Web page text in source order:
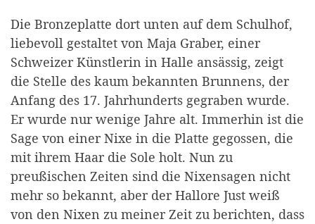
Die Bronzeplatte dort unten auf dem Schulhof,
liebevoll gestaltet von Maja Graber, einer
Schweizer Künstlerin in Halle ansässig, zeigt
die Stelle des kaum bekannten Brunnens, der
Anfang des 17. Jahrhunderts gegraben wurde.
Er wurde nur wenige Jahre alt. Immerhin ist die
Sage von einer Nixe in die Platte gegossen, die
mit ihrem Haar die Sole holt. Nun zu
preußischen Zeiten sind die Nixensagen nicht
mehr so bekannt, aber der Hallore Just weiß
von den Nixen zu meiner Zeit zu berichten, dass